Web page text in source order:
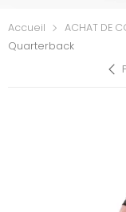
Accueil ACHAT DE
Quarterback